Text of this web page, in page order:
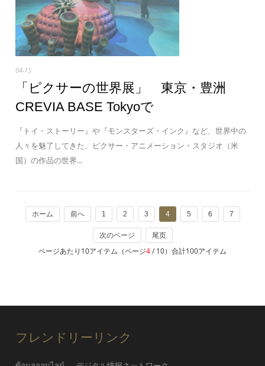
04-15
「ピクサーの世界展」 東京・豊洲
CREVIA BASE Tokyoで
『トイ・ストーリー』や『モンスターズ・インク』など、世界中の
人々を魅了してきた、ピクサー・アニメーション・スタジオ（米
国）の作品の世界...
ホーム 前へ 1 2 3 4 5 6 7
次のページ 尾页
ページあたり10アイテム（ページ4/ 10）合計100アイテム
フレンドリーリンク